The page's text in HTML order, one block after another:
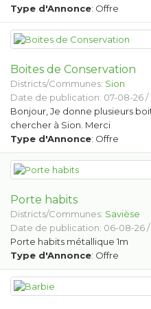
Type d'Annonce: Offre
Boites de Conservation
Districts/Communes: Sion
Date de publication: 07-08-26 /
Bonjour, Je donne plusieurs
chercher à Sion. Merci
Type d'Annonce: Offre
Porte habits
Districts/Communes: Savièse
Date de publication: 06-08-26 /
Porte habits métallique 1m
Type d'Annonce: Offre